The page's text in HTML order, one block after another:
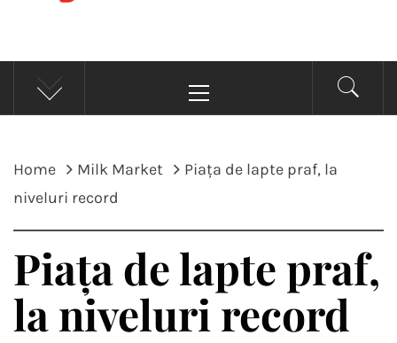
FABRICA DE LAPTE
Alegerea ta de a juca.
Menu
Home Milk Market
Piața de lapte praf, la
niveluri record
Piața de lapte praf,
la niveluri record